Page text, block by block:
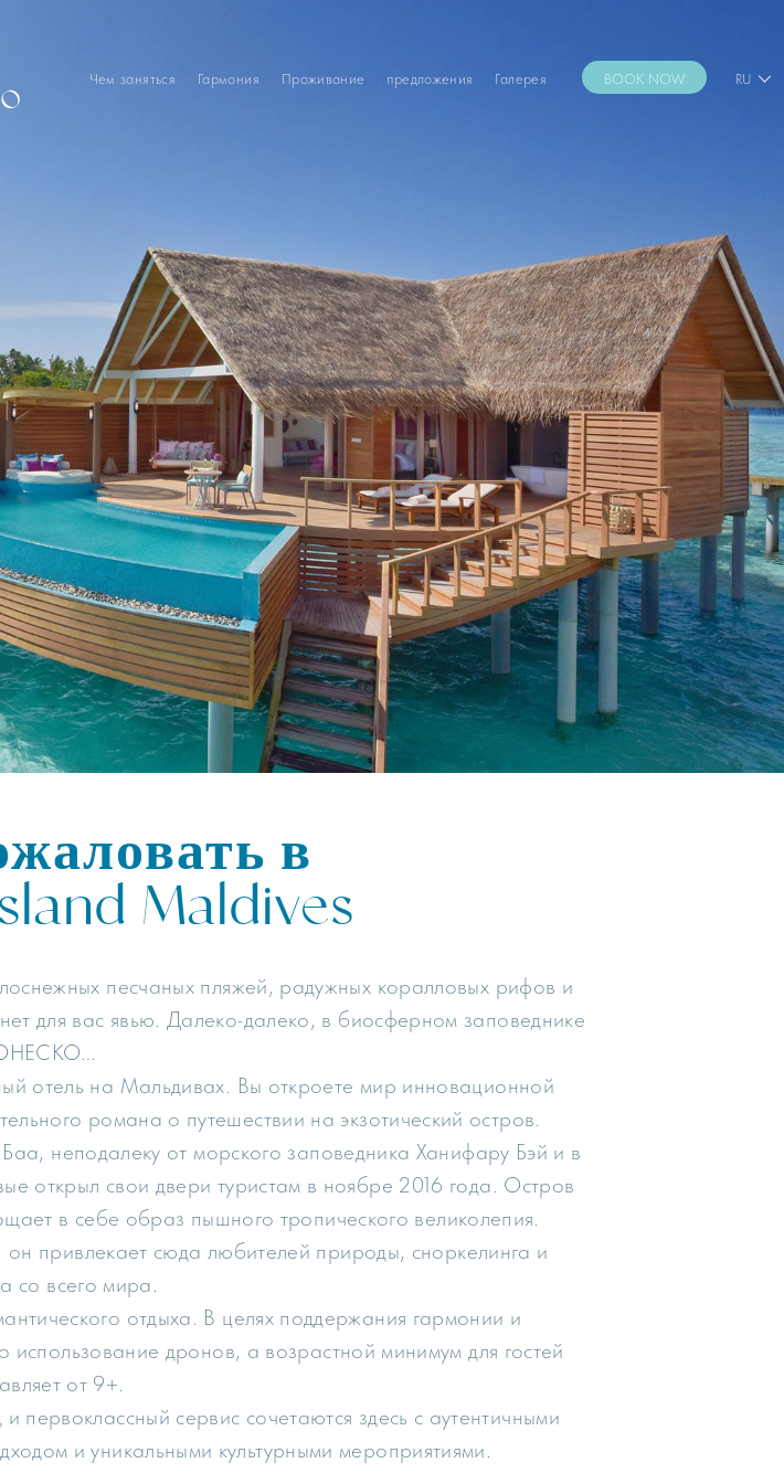
Чем заняться Гармония Проживание предложения Галерея RU
BOOK NOW
в
Maldives
песчаных пляжей, радужных коралловых рифов и
для вас явью. Далеко-далеко, в биосферном заповеднике
отель на Мальдивах. Вы откроете мир инновационной
романа о путешествии на экзотический остров.
неподалеку от морского заповедника Ханифару Бэй и в
открыл свои двери туристам в ноябре 2016 года. Остров
в себе образ пышного тропического великолепия.
привлекает сюда любителей природы, сноркелинга и
со всего мира.
отдыха. В целях поддержания гармонии и
дронов, а возрастной минимум для гостей
от 9+.
сервис сочетаются здесь с аутентичными
и уникальными культурными мероприятиями.